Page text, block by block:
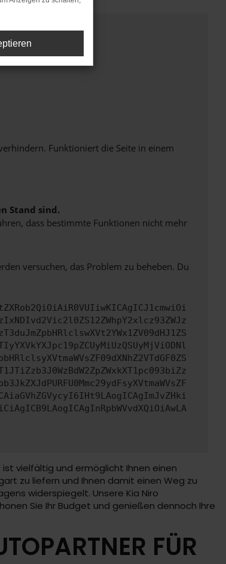
Funktioniert die Seite in einem
Stand sind.
dass bestimmte Funktionen nicht mehr
versuchen, das Problem zu beheben. Du
vielfältig und ermöglicht Ihnen einen
zu liefern und Ihnen damit einen Weg zu
widerspiegelt. Unsere Kia Niro
Sie Ihr Budget und genießen dennoch Ihre
FÜR